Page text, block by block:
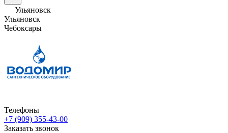
Ульяновск
Ульяновск
Чебоксары
Телефоны
+7 (909) 355-43-00
Заказать звонок